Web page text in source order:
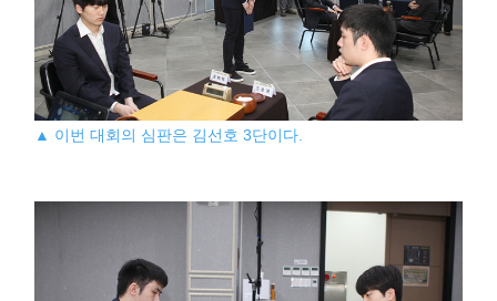
▲ 이번 대회의 심판은 김선호 3단이다.